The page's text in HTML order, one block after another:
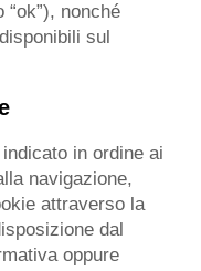
nonché
sul
in ordine ai
navigazione,
attraverso la
dal
oppure